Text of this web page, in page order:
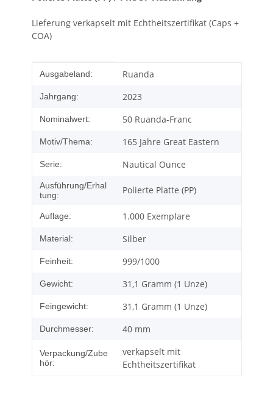
Lieferung verkapselt mit Echtheitszertifikat (Caps +
COA)
Produkteigenschaft
Wert
Ausgabeland: Ruanda
Jahrgang: 2023
Nominalwert: 50 Ruanda-Franc
Motiv/Thema: 165 Jahre Great Eastern
Serie: Nautical Ounce
Ausführung/Erhal
tung:
Polierte Platte (PP)
Auflage: 1.000 Exemplare
Material: Silber
Feinheit: 999/1000
Gewicht: 31,1 Gramm (1 Unze)
Feingewicht: 31,1 Gramm (1 Unze)
Durchmesser: 40 mm
Verpackung/Zube
hör:
verkapselt mit
Echtheitszertifikat